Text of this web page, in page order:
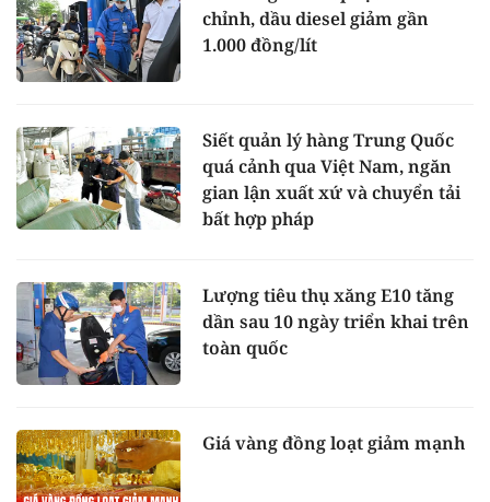
chỉnh, dầu diesel giảm gần
1.000 đồng/lít
Siết quản lý hàng Trung Quốc
quá cảnh qua Việt Nam, ngăn
gian lận xuất xứ và chuyển tải
bất hợp pháp
Lượng tiêu thụ xăng E10 tăng
dần sau 10 ngày triển khai trên
toàn quốc
Giá vàng đồng loạt giảm mạnh